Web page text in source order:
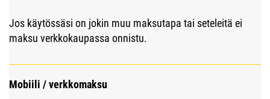
Jos käytössäsi on jokin muu maksutapa tai seteleitä ei
maksu verkkokaupassa onnistu.
Mobiili / verkkomaksu